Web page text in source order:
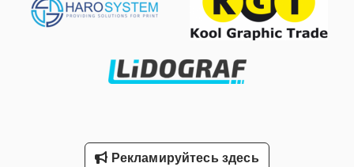
Станки С Чпу
Токарные Станки С Чпу
Токарный Станок С ЧпуРекламируйтесь здесь